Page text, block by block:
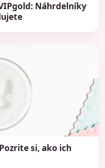
Náhrdelníky
si, ako ich